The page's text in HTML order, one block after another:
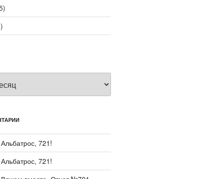
Альбатрос, 721!
Альбатрос, 721!